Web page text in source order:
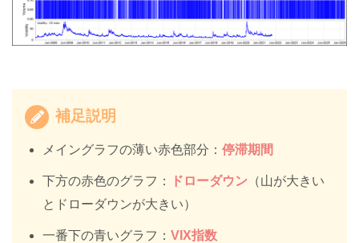
補足説明
メイングラフの薄い赤色部分：停滞期間
下方の赤色のグラフ： ドローダウン （山が大きい
とドローダウンが大きい）
一番下の青いグラフ：VIX指数